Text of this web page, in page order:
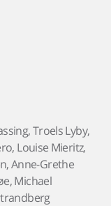
Troels Lyby,
Louise Mieritz,
Anne-Grethe
Michael